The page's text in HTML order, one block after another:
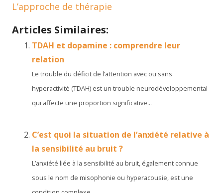
L’approche de thérapie
Articles Similaires:
TDAH et dopamine : comprendre leur
relation
Le trouble du déficit de l’attention avec ou sans
hyperactivité (TDAH) est un trouble neurodéveloppemental
qui affecte une proportion significative...
C’est quoi la situation de l’anxiété relative à
la sensibilité au bruit ?
L’anxiété liée à la sensibilité au bruit, également connue
sous le nom de misophonie ou hyperacousie, est une